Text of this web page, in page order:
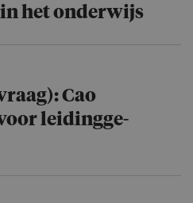
het onderwijs
Cao
voor leidingge­